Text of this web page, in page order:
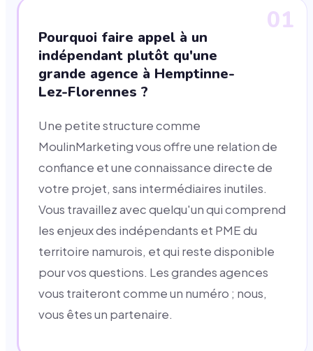
01
Pourquoi faire appel à un
indépendant plutôt qu'une
grande agence à Hemptinne-
Lez-Florennes ?
Une petite structure comme
MoulinMarketing vous offre une relation de
confiance et une connaissance directe de
votre projet, sans intermédiaires inutiles.
Vous travaillez avec quelqu'un qui comprend
les enjeux des indépendants et PME du
territoire namurois, et qui reste disponible
pour vos questions. Les grandes agences
vous traiteront comme un numéro ; nous,
vous êtes un partenaire.